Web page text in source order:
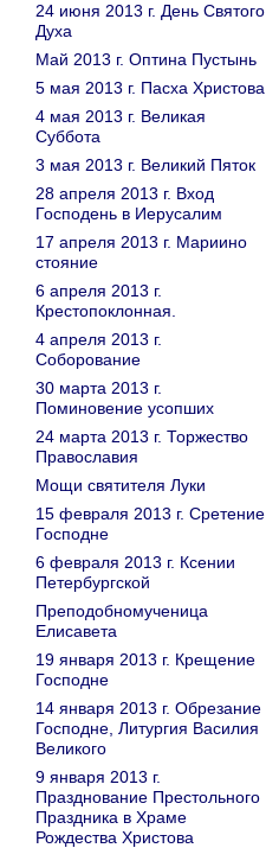
24 июня 2013 г. День Святого
Духа
Май 2013 г. Оптина Пустынь
5 мая 2013 г. Пасха Христова
4 мая 2013 г. Великая
Суббота
3 мая 2013 г. Великий Пяток
28 апреля 2013 г. Вход
Господень в Иерусалим
17 апреля 2013 г. Мариино
стояние
6 апреля 2013 г.
Крестопоклонная.
4 апреля 2013 г.
Соборование
30 марта 2013 г.
Поминовение усопших
24 марта 2013 г. Торжество
Православия
Мощи святителя Луки
15 февраля 2013 г. Сретение
Господне
6 февраля 2013 г. Ксении
Петербургской
Преподобномученица
Елисавета
19 января 2013 г. Крещение
Господне
14 января 2013 г. Обрезание
Господне, Литургия Василия
Великого
9 января 2013 г.
Празднование Престольного
Праздника в Храме
Рождества Христова